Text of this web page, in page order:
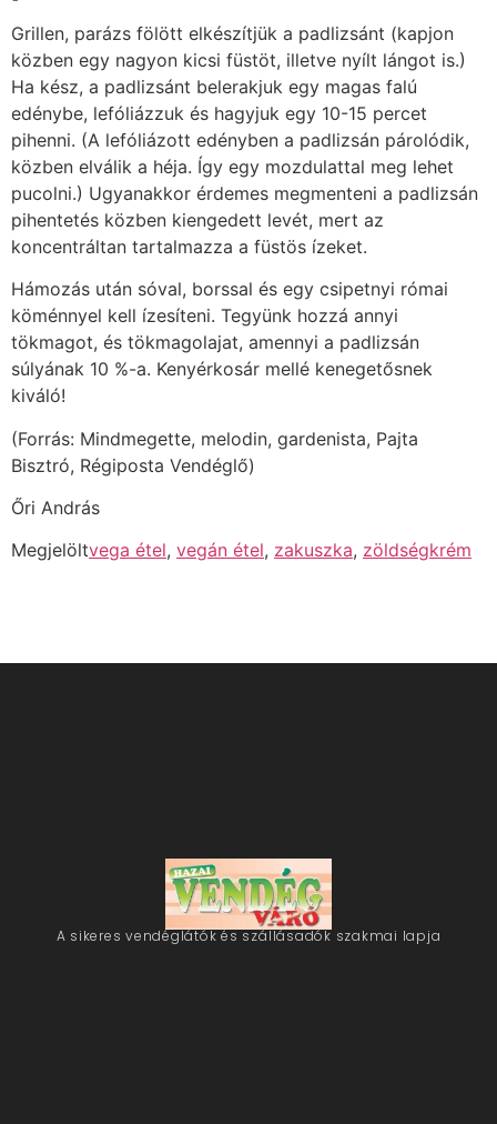
Grillen, parázs fölött elkészítjük a padlizsánt (kapjon
közben egy nagyon kicsi füstöt, illetve nyílt lángot is.)
Ha kész, a padlizsánt belerakjuk egy magas falú
edénybe, lefóliázzuk és hagyjuk egy 10-15 percet
pihenni. (A lefóliázott edényben a padlizsán párolódik,
közben elválik a héja. Így egy mozdulattal meg lehet
pucolni.) Ugyanakkor érdemes megmenteni a padlizsán
pihentetés közben kiengedett levét, mert az
koncentráltan tartalmazza a füstös ízeket.
Hámozás után sóval, borssal és egy csipetnyi római
köménnyel kell ízesíteni. Tegyünk hozzá annyi
tökmagot, és tökmag­olajat, amennyi a padlizsán
súlyának 10 %-a. Kenyérkosár mellé kenegetősnek
kiváló!
(Forrás: Mindmegette, melodin, gardenista, Pajta
Bisztró, Régiposta Vendéglő)
Őri András
Megjelöltvega étel, vegán étel, zakuszka, zöldségkrém
A sikeres vendéglátók és szállásadók szakmai lapja